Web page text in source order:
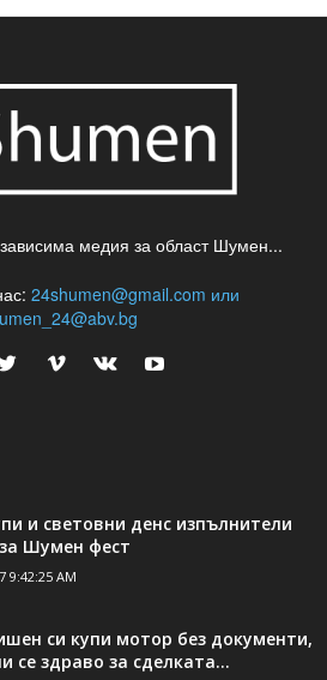
медия за област Шумен...
24shumen@gmail.com или
и световни денс изпълнители
Шумен фест
9:42:25 AM
си купи мотор без документи,
се здраво за сделката...